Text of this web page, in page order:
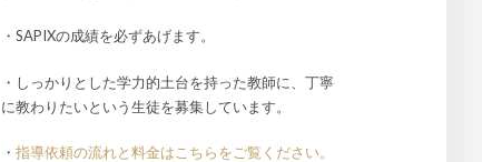
・SAPIXの成績を必ずあげます。
・しっかりとした学力的土台を持った教師に、丁寧
に教わりたいという生徒を募集しています。
・ 指導依頼の流れと料金はこちらをご覧ください。